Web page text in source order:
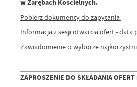
w Zarębach Kościelnych.
Pobierz dokumenty do zapytania
Informacja z sesji otwarcia ofert - data
Zawiadomienie o wyborze
ZAPROSZENIE DO SKŁADANIA